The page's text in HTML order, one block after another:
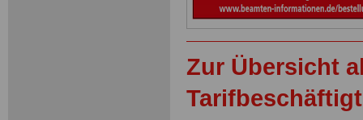
Zur Übersicht